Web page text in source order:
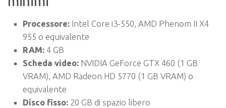
Processore: Intel Core i3-550, AMD Phenom II X4
955 o equivalente
RAM: 4 GB
Scheda video: NVIDIA GeForce GTX 460 (1 GB
VRAM), AMD Radeon HD 5770 (1 GB VRAM) o
equivalente
Disco fisso: 20 GB di spazio libero